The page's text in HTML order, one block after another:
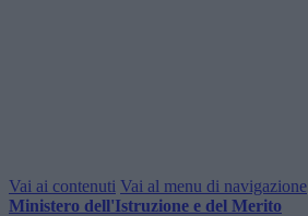
Vai ai contenuti Vai al menu di navigazione
Ministero dell'Istruzione e del Merito